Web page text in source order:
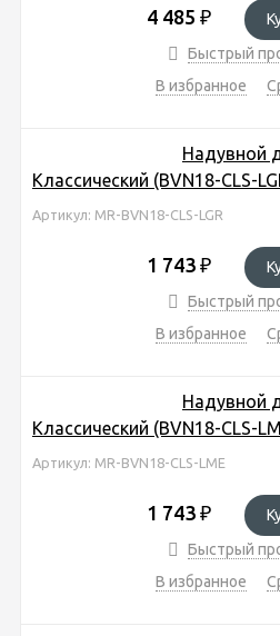
4 485 ₽
Быстрый
В избранное
Надувной
Классический (BVN18-CLS-
Артикул: MR-BVN18-CLS-LGR
1 743 ₽
Быстрый
В избранное
Надувной
Классический (BVN18-CLS-
Артикул: MR-BVN18-CLS-LME
1 743 ₽
Быстрый
В избранное